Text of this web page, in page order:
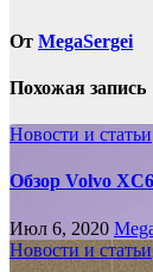
От MegaSergei
Похожая запись
Новости и статьи
Обзор Volvo
Июл 6, 2020
Новости и статьи